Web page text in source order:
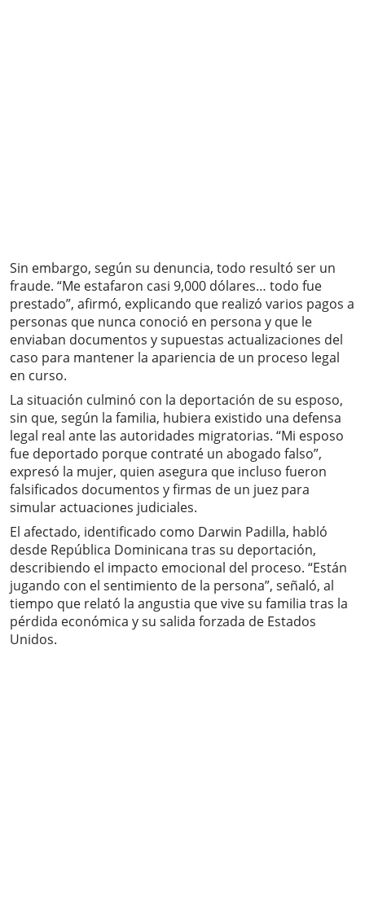
Sin embargo, según su denuncia, todo resultó ser un
fraude. “Me estafaron casi 9,000 dólares… todo fue
prestado”, afirmó, explicando que realizó varios pagos a
personas que nunca conoció en persona y que le
enviaban documentos y supuestas actualizaciones del
caso para mantener la apariencia de un proceso legal
en curso.
La situación culminó con la deportación de su esposo,
sin que, según la familia, hubiera existido una defensa
legal real ante las autoridades migratorias. “Mi esposo
fue deportado porque contraté un abogado falso”,
expresó la mujer, quien asegura que incluso fueron
falsificados documentos y firmas de un juez para
simular actuaciones judiciales.
El afectado, identificado como Darwin Padilla, habló
desde República Dominicana tras su deportación,
describiendo el impacto emocional del proceso. “Están
jugando con el sentimiento de la persona”, señaló, al
tiempo que relató la angustia que vive su familia tras la
pérdida económica y su salida forzada de Estados
Unidos.